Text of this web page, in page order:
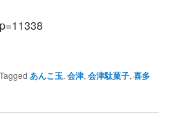
Tagged あんこ玉, 会津, 会津駄菓子, 喜多